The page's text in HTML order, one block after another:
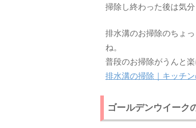
掃除し終わった後は気
排水溝のお掃除のちょ
ね。
普段のお掃除がうんと楽
排水溝の掃除｜キッチ
ゴールデンウイーク